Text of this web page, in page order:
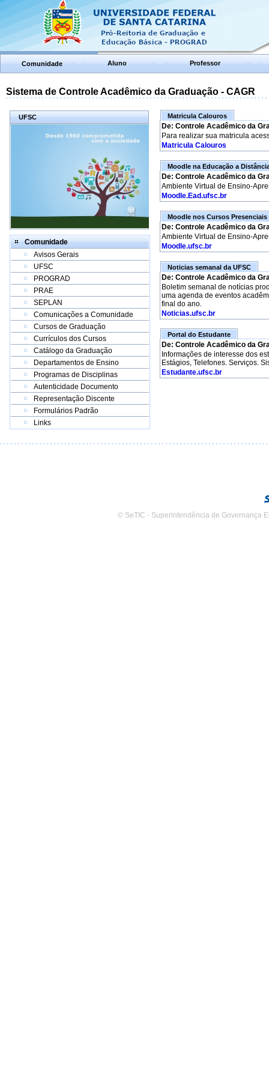
Comunidade Aluno Professor
Sistema de Controle Acadêmico da Graduação - CAGR
UFSC
Comunidade
Avisos Gerais
UFSC
PROGRAD
PRAE
SEPLAN
Comunicações a Comunidade
Cursos de Graduação
Currículos dos Cursos
Catálogo da Graduação
Departamentos de Ensino
Programas de Disciplinas
Autenticidade Documento
Representação Discente
Formulários Padrão
Links
Matricula Calouros
De: Controle Acadêmico da
Para realizar sua matricula
Matricula Calouros
Moodle na Educação a
De: Controle Acadêmico da
Ambiente Virtual de Ensino-
Moodle.Ead.ufsc.br
Moodle nos Cursos Presenciais
De: Controle Acadêmico da
Ambiente Virtual de Ensino-
Moodle.ufsc.br
Noticias semanal da UFSC
De: Controle Acadêmico da
Boletim semanal de notícias
uma agenda de eventos
final do ano.
Noticias.ufsc.br
Portal do Estudante
De: Controle Acadêmico da
Informações de interesse dos
Estágios, Telefones. Serviços.
Estudante.ufsc.br
© SeTIC - Superintendência de Governança